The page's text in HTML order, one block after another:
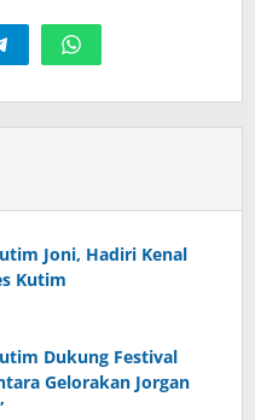
Joni, Hadiri Kenal
Kutim
Dukung Festival
Gelorakan Jorgan